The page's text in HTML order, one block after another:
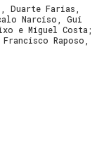
Duarte Farias,
Narciso, Gui
e Miguel Costa;
Raposo,